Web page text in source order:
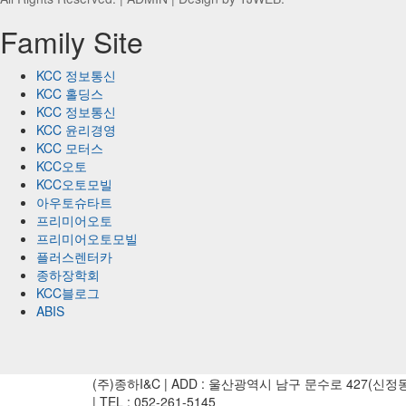
Family Site
KCC 정보통신
KCC 홀딩스
KCC 정보통신
KCC 윤리경영
KCC 모터스
KCC오토
KCC오토모빌
아우토슈타트
프리미어오토
프리미어오토모빌
플러스렌터카
종하장학회
KCC블로그
ABIS
(주)종하I&C | ADD : 울산광역시 남구 문수로 427(신정
| TEL : 052-261-5145